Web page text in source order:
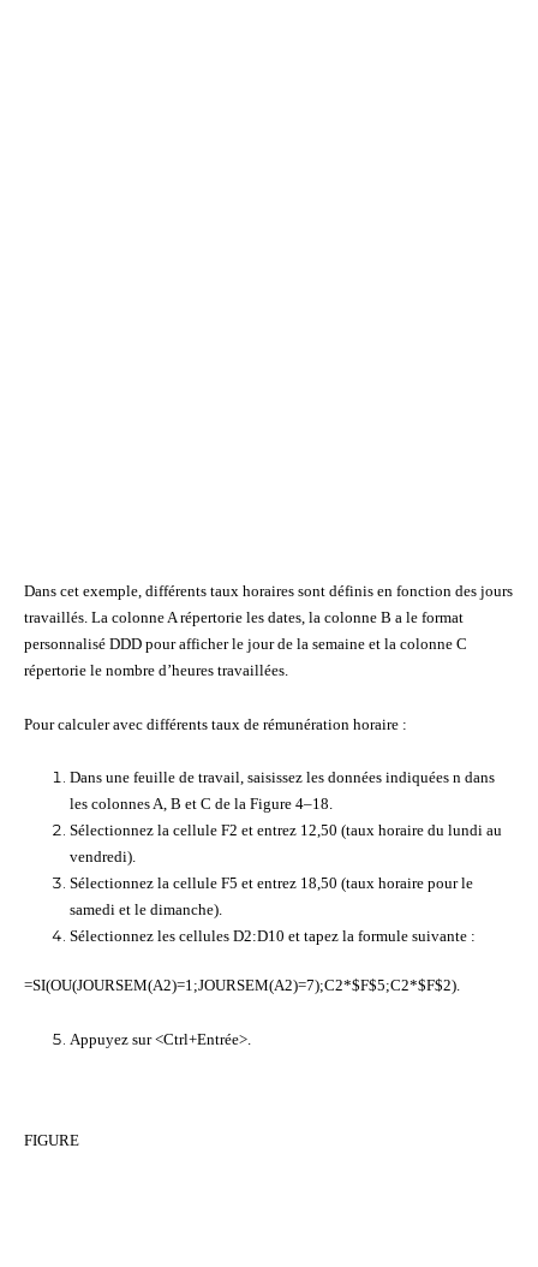
Dans cet exemple, différents taux horaires sont définis en fonction des jours
travaillés. La colonne A répertorie les dates, la colonne B a le format
personnalisé DDD pour afficher le jour de la semaine et la colonne C
répertorie le nombre d’heures travaillées.
Pour calculer avec différents taux de rémunération horaire :
Dans une feuille de travail, saisissez les données indiquées n dans
les colonnes A, B et C de la Figure 4–18.
Sélectionnez la cellule F2 et entrez 12,50 (taux horaire du lundi au
vendredi).
Sélectionnez la cellule F5 et entrez 18,50 (taux horaire pour le
samedi et le dimanche).
Sélectionnez les cellules D2:D10 et tapez la formule suivante :
=SI(OU(JOURSEM(A2)=1;JOURSEM(A2)=7);C2*$F$5;C2*$F$2).
Appuyez sur <Ctrl+Entrée>.
FIGURE